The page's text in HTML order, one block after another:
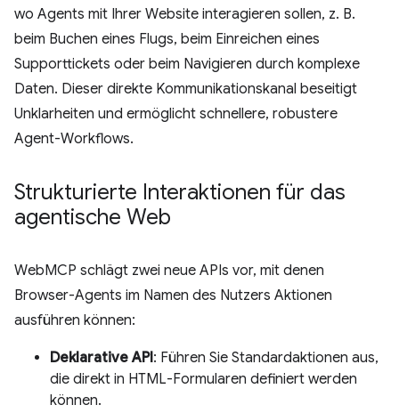
wo Agents mit Ihrer Website interagieren sollen, z. B.
beim Buchen eines Flugs, beim Einreichen eines
Supporttickets oder beim Navigieren durch komplexe
Daten. Dieser direkte Kommunikationskanal beseitigt
Unklarheiten und ermöglicht schnellere, robustere
Agent-Workflows.
Strukturierte Interaktionen für das
agentische Web
WebMCP schlägt zwei neue APIs vor, mit denen
Browser-Agents im Namen des Nutzers Aktionen
ausführen können:
Deklarative API: Führen Sie Standardaktionen aus,
die direkt in HTML-Formularen definiert werden
können.